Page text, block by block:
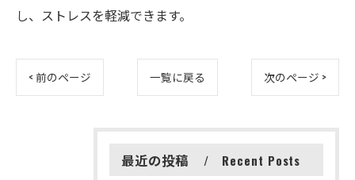
し、ストレスを軽減できます。
< 前のページ 一覧に戻る 次のページ >
最近の投稿 Recent Posts